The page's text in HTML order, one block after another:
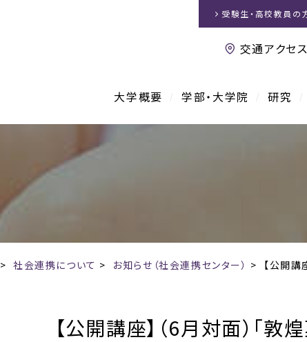
大学概要 学部・大学院 研究
受験生・高校教員 の
交通アクセス
>社会連携について > お知らせ（社会連携センター） > 【公開講
【公開講座】（6月対面）「